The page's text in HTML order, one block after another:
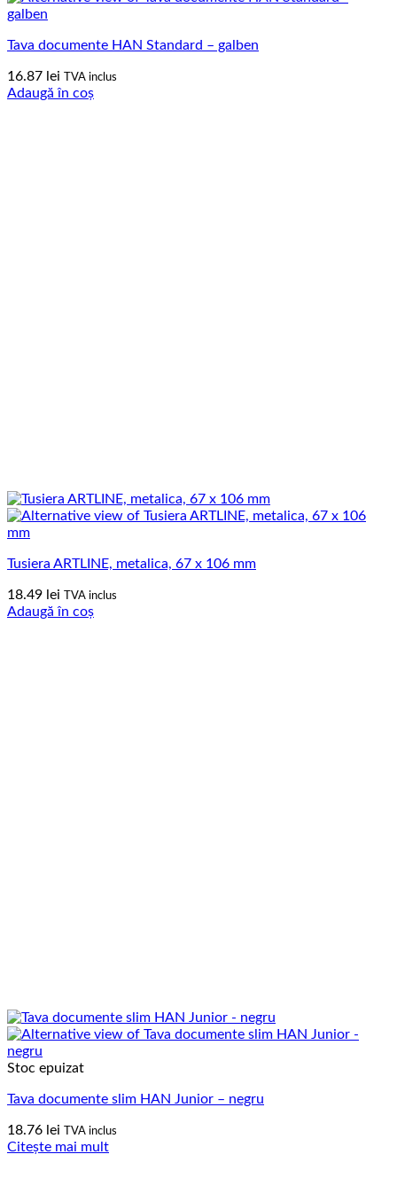
Tava documente HAN Standard – galben
16.87 lei TVA inclus
Adaugă în coș
Tusiera ARTLINE, metalica, 67 x 106 mm
18.49 lei TVA inclus
Adaugă în coș
Stoc epuizat
Tava documente slim HAN Junior – negru
18.76 lei TVA inclus
Citește mai mult